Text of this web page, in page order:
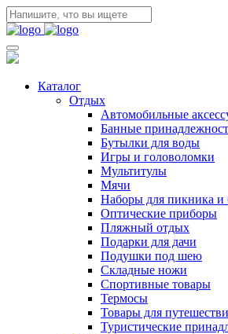
Каталог
Отдых
Автомобильные
Банные
Бутылки для воды
Игры и головоломки
Мультитулы
Мячи
Наборы для пикника и
Оптические приборы
Пляжный отдых
Подарки для дачи
Подушки под шею
Складные ножи
Спортивные товары
Термосы
Товары для
Туристические